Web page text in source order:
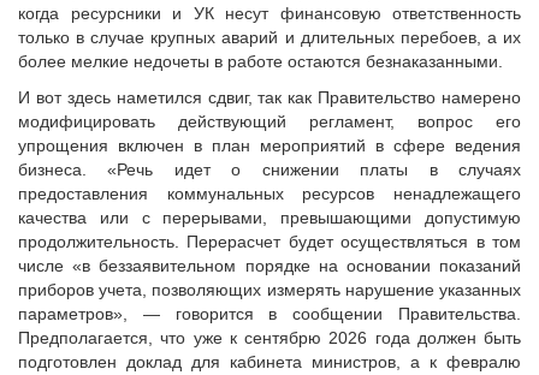
НАСЕЛЕНИЕ И МСУ
Новости ТОС
ЮРИДИЧЕСКИЙ СОВЕТ
Новости юридического совета
когда ресурсники и УК несут финансовую ответственность
только в случае крупных аварий и длительных перебоев, а их
более мелкие недочеты в работе остаются безнаказанными.
И вот здесь наметился сдвиг, так как Правительство намерено
модифицировать действующий регламент, вопрос его
упрощения включен в план мероприятий в сфере ведения
бизнеса. «Речь идет о снижении платы в случаях
предоставления коммунальных ресурсов ненадлежащего
качества или с перерывами, превышающими допустимую
продолжительность. Перерасчет будет осуществляться в том
числе «в беззаявительном порядке на основании показаний
приборов учета, позволяющих измерять нарушение указанных
параметров», — говорится в сообщении Правительства.
Предполагается, что уже к сентябрю 2026 года должен быть
подготовлен доклад для кабинета министров, а к февралю